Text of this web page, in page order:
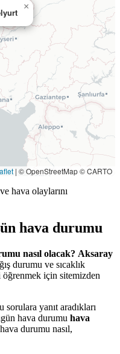
×
| © OpenStreetMap © CARTO
hava olaylarını
hava durumu
nasıl olacak? Aksaray
durumu ve sıcaklık
öğrenmek için sitemizden
yanıt aradıkları
hava durumu hava
durumu nasıl,